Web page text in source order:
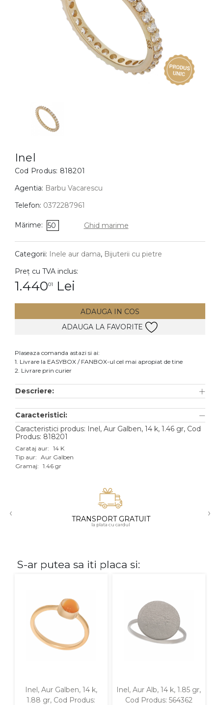
BIJUTERII COPII
Cercei
Bratari
Coliere
Lanturi
Pandantive
DIAMANTE Vezi toate
Cercei
Accesorii
Aur alb
Aur roz
Aur mixt
18K
Diamante
Inel
Cod Produs: 818201
Agentia: Barbu Vacarescu
Telefon: 0372287961
Mărime: 50 Ghid marime
Categorii: Inele aur dama, Bijuterii cu pietre
Preț cu TVA inclus:
1.44001 Lei
ADAUGA IN COS
ADAUGA LA FAVORITE
Plaseaza comanda astazi si ai:
1. Livrare la EASYBOX / FANBOX-ul cel mai apropiat de tine
2. Livrare prin curier
Descriere:
Caracteristici:
Caracteristici produs: Inel, Aur Galben, 14 k, 1.46 gr, Cod
Produs: 818201
Carataj aur: 14 K
Tip aur: Aur Galben
Gramaj: 1.46 gr
‹ TRANSPORT GRATUIT
la plata cu cardul
›
S-ar putea sa iti placa si:
Inel, Aur Galben, 14 k,
1.88 gr, Cod Produs:
Inel, Aur Alb, 14 k, 1.85 gr,
Cod Produs: 564362